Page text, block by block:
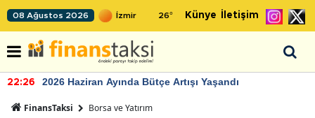
08 Ağustos 2026 26° Künye İletişim
22:26 2026 Haziran Ayında Bütçe Artışı Yaşandı
FinansTaksi Borsa ve Yatırım